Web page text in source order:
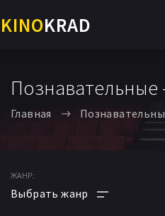
KINOKRAD
Познавательные
Главная
ЖАНР: